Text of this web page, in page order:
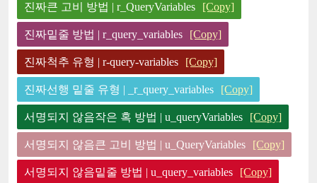
진짜큰 고비 방법 | r_QueryVariables [Copy]
진짜밑줄 방법 | r_query_variables [Copy]
진짜척추 유형 | r-query-variables [Copy]
진짜선행 밑줄 유형 | _r_query_variables [Copy]
서명되지 않음작은 혹 방법 | u_queryVariables [Copy]
서명되지 않음큰 고비 방법 | u_QueryVariables [Copy]
서명되지 않음밑줄 방법 | u_query_variables [Copy]